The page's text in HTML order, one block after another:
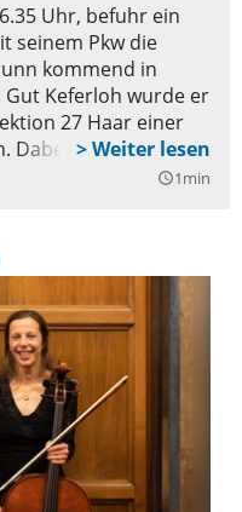
Uhr, befuhr ein
seinem Pkw die
kommend in
Gut Keferloh wurde er
27 Haar einer
Dabei konnte
werden.
query_builder1min